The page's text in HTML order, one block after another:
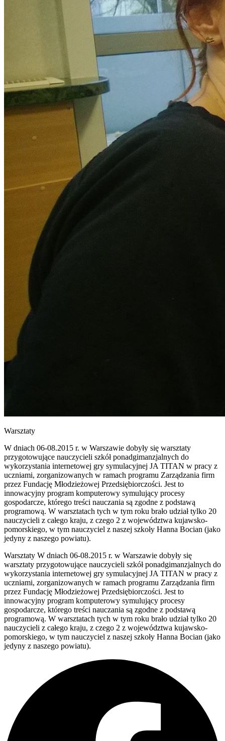
Warsztaty
W dniach 06-08.2015 r. w Warszawie dobyły się warsztaty
przygotowujące nauczycieli szkół ponadgimanzjalnych do
wykorzystania internetowej gry symulacyjnej JA TITAN w pracy z
uczniami, zorganizowanych w ramach programu Zarządzania firm
przez Fundację Młodzieżowej Przedsiębiorczości. Jest to
innowacyjny program komputerowy symulujący procesy
gospodarcze, którego treści nauczania są zgodne z podstawą
programową. W warsztatach tych w tym roku brało udział tylko 20
nauczycieli z całego kraju, z czego 2 z województwa kujawsko-
pomorskiego, w tym nauczyciel z naszej szkoły Hanna Bocian (jako
jedyny z naszego powiatu).
Warsztaty W dniach 06-08.2015 r. w Warszawie dobyły się
warsztaty przygotowujące nauczycieli szkół ponadgimanzjalnych do
wykorzystania internetowej gry symulacyjnej JA TITAN w pracy z
uczniami, zorganizowanych w ramach programu Zarządzania firm
przez Fundację Młodzieżowej Przedsiębiorczości. Jest to
innowacyjny program komputerowy symulujący procesy
gospodarcze, którego treści nauczania są zgodne z podstawą
programową. W warsztatach tych w tym roku brało udział tylko 20
nauczycieli z całego kraju, z czego 2 z województwa kujawsko-
pomorskiego, w tym nauczyciel z naszej szkoły Hanna Bocian (jako
jedyny z naszego powiatu).